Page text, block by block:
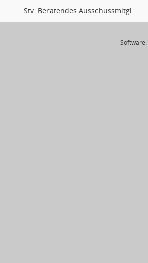
Stv. Beratendes Ausschussmitgl
Software: